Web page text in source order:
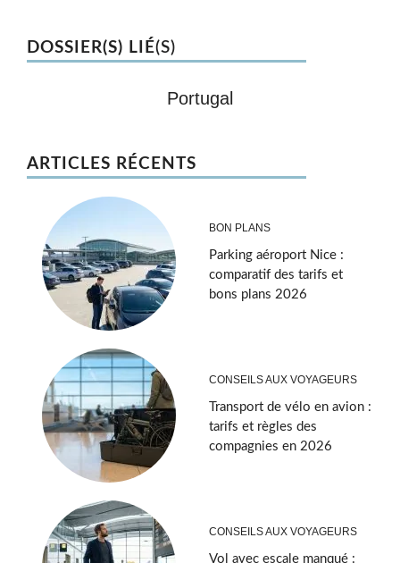
DOSSIER(S) LIÉ(S)
Portugal
ARTICLES RÉCENTS
BON PLANS
Parking aéroport Nice :
comparatif des tarifs et
bons plans 2026
CONSEILS AUX VOYAGEURS
Transport de vélo en avion :
tarifs et règles des
compagnies en 2026
CONSEILS AUX VOYAGEURS
Vol avec escale manqué :